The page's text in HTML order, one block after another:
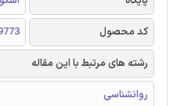
کد محصول
رشته های مرتبط با این مقاله
روانشناسی